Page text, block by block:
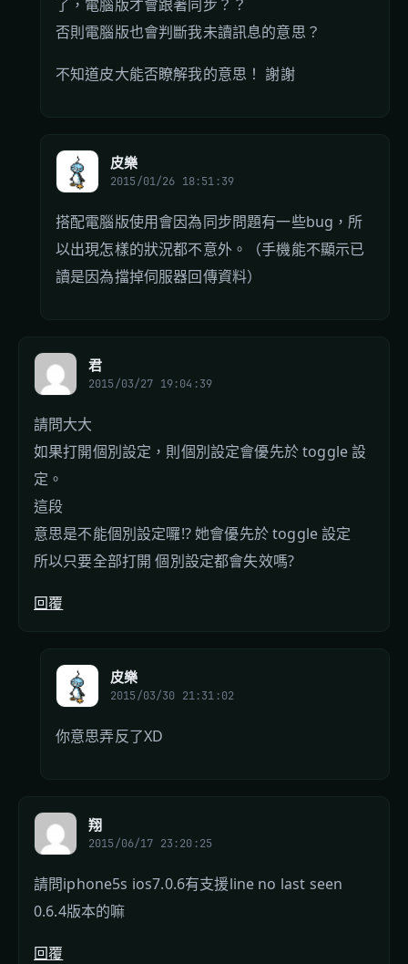
了，電腦版才會跟著同步？？
否則電腦版也會判斷我未讀訊息的意思？
不知道皮大能否瞭解我的意思！ 謝謝
皮樂
2015/01/26 18:51:39
搭配電腦版使用會因為同步問題有一些bug，所
以出現怎樣的狀況都不意外。（手機能不顯示已
讀是因為擋掉伺服器回傳資料）
君
2015/03/27 19:04:39
請問大大
如果打開個別設定，則個別設定會優先於 toggle 設
定。
這段
意思是不能個別設定囉!? 她會優先於 toggle 設定
所以只要全部打開 個別設定都會失效嗎?
回覆
皮樂
2015/03/30 21:31:02
你意思弄反了XD
翔
2015/06/17 23:20:25
請問iphone5s ios7.0.6有支援line no last seen
0.6.4版本的嘛
回覆